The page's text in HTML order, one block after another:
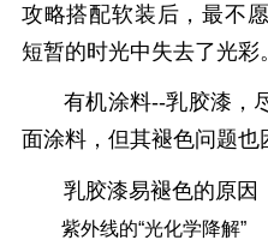
攻略搭配软装后，最不
短暂的时光中失去了光彩。
有机涂料--乳胶漆，
面涂料，但其褪色问题也
乳胶漆易褪色的原因
紫外线的“光化学降解”